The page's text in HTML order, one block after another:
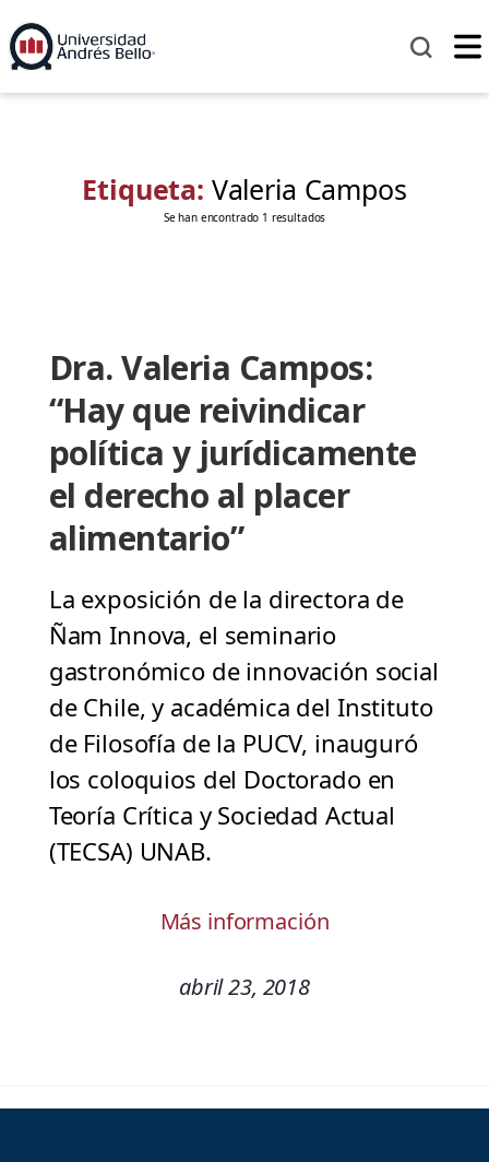
Etiqueta: Valeria Campos
Se han encontrado 1 resultados
Dra. Valeria Campos:
“Hay que reivindicar
política y jurídicamente
el derecho al placer
alimentario”
La exposición de la directora de
Ñam Innova, el seminario
gastronómico de innovación social
de Chile, y académica del Instituto
de Filosofía de la PUCV, inauguró
los coloquios del Doctorado en
Teoría Crítica y Sociedad Actual
(TECSA) UNAB.
Más información
abril 23, 2018